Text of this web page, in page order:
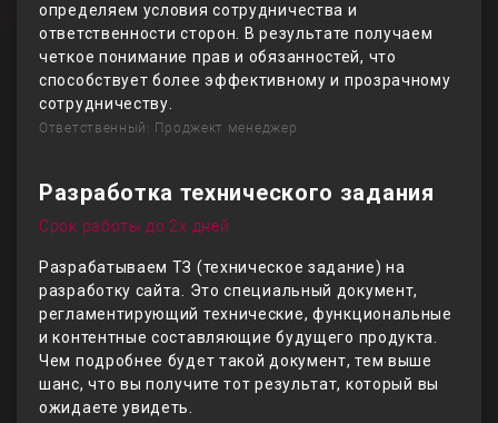
определяем условия сотрудничества и
ответственности сторон. В результате получаем
четкое понимание прав и обязанностей, что
способствует более эффективному и прозрачному
сотрудничеству.
Ответственный: Проджект менеджер
Разработка технического задания
Срок работы до 2х дней
Разрабатываем ТЗ (техническое задание) на
разработку сайта. Это специальный документ,
регламентирующий технические, функциональные
и контентные составляющие будущего продукта.
Чем подробнее будет такой документ, тем выше
шанс, что вы получите тот результат, который вы
ожидаете увидеть.